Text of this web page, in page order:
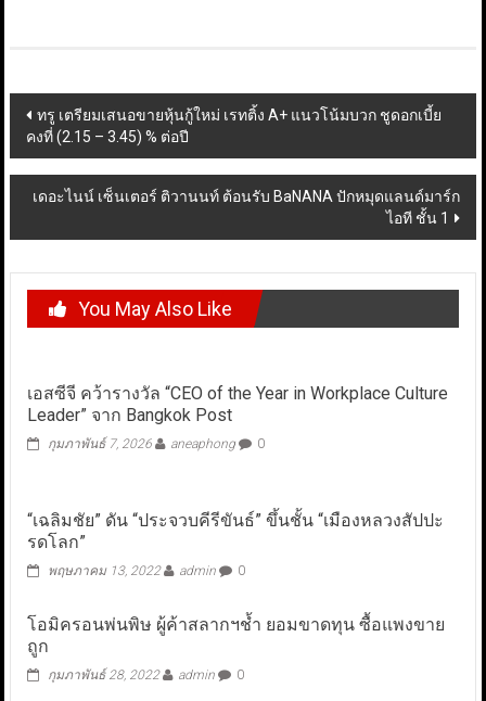
Post
navigation
ทรู เตรียมเสนอขายหุ้นกู้ใหม่ เรทติ้ง A+ แนวโน้มบวก ชูดอกเบี้ย
คงที่ (2.15 – 3.45) % ต่อปี
เดอะไนน์ เซ็นเตอร์ ติวานนท์ ต้อนรับ BaNANA ปักหมุดแลนด์มาร์ก
ไอที ชั้น 1
You May Also Like
เอสซีจี คว้ารางวัล “CEO of the Year in Workplace Culture
Leader” จาก Bangkok Post
กุมภาพันธ์ 7, 2026 aneaphong 0
“เฉลิมชัย” ดัน “ประจวบคีรีขันธ์” ขึ้นชั้น “เมืองหลวงสัปปะ
รดโลก”
พฤษภาคม 13, 2022 admin 0
โอมิครอนพ่นพิษ ผู้ค้าสลากฯช้ำ ยอมขาดทุน ซื้อแพงขาย
ถูก
กุมภาพันธ์ 28, 2022 admin 0